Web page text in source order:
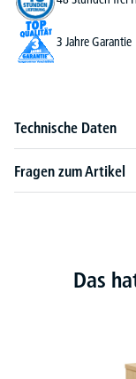
3 Jahre Garantie
Technische Daten
Fragen zum Artikel
Das